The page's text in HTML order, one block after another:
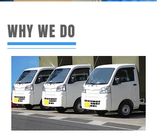
WHY WE DO